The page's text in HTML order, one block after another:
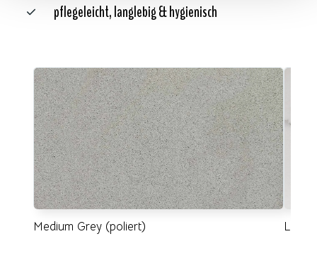
pflegeleicht, langlebig & hygienisch
Medium Grey (poliert)